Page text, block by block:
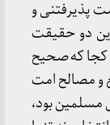
پذیرفتنی و
دو حقیقت
کجا که صحیح
و مصالح امت
بود،